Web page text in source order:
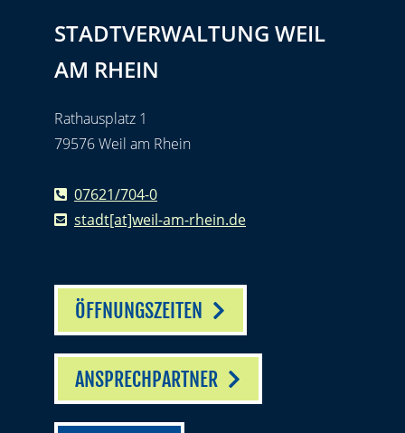
STADTVERWALTUNG WEIL
AM RHEIN
Rathausplatz 1
79576 Weil am Rhein
07621/704-0
stadt[at]weil-am-rhein.de
ÖFFNUNGSZEITEN
ANSPRECHPARTNER